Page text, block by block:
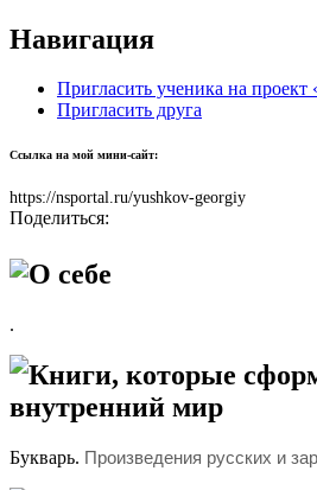
Навигация
Пригласить ученика на проект
Пригласить друга
Ссылка на мой мини-сайт:
https://nsportal.ru/yushkov-georgiy
Поделиться:
О себе
.
Книги, которые
внутренний мир
Букварь. Произведения русских и